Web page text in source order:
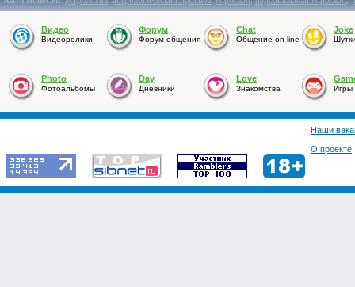
Видео
Видеоролики
Форум
Форум общения
Chat
Общение on-line
Joke
Photo
Фотоальбомы
Day
Дневники
Love
Знакомства Игры
Наши
О проекте